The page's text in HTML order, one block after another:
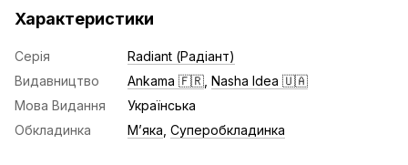
Характеристики
Серія
Radiant (Радіант)
Видавництво
Ankama 🇫🇷 Nasha Idea 🇺🇦
Мова Видання
Українська
Обкладинка
Мʼяка Суперобкладинка